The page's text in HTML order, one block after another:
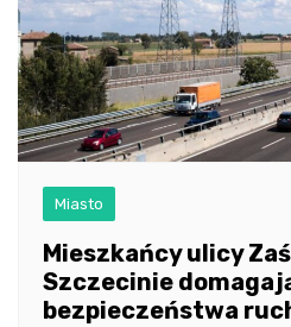
Miasto
Mieszkańcy ulicy
Szczecinie
bezpieczeństwa